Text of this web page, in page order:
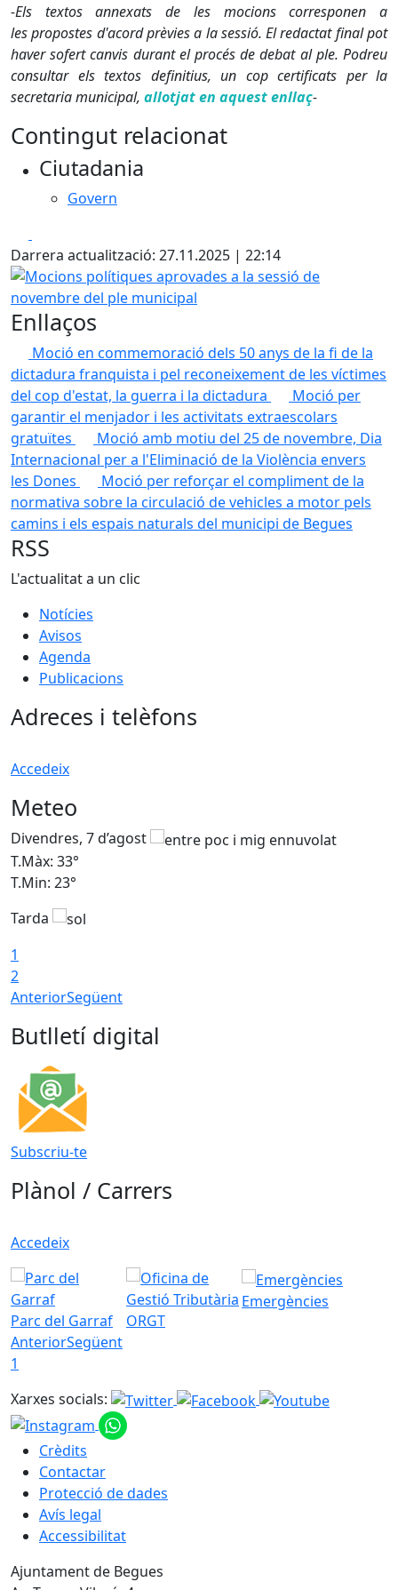
-Els textos annexats de les mocions corresponen a
les propostes d'acord prèvies a la sessió. El redactat final pot
haver sofert canvis durant el procés de debat al ple. Podreu
consultar els textos definitius, un cop certificats per la
secretaria municipal, allotjat en aquest enllaç-
Contingut relacionat
Ciutadania
Govern
Darrera actualització: 27.11.2025 | 22:14
Mocions polítiques aprovades a la sessió de novembre
Enllaços
Moció en commemoració dels 50 anys de la fi de la
dictadura franquista i pel reconeixement de les víctimes
del cop d'estat, la guerra i la dictadura
Moció per
garantir el menjador i les activitats extraescolars
gratuïtes
Moció amb motiu del 25 de novembre, Dia
Internacional per a l'Eliminació de la Violència envers
les Dones
Moció per reforçar el compliment de la
normativa sobre la circulació de vehicles a motor pels
camins i els espais naturals del municipi de Begues
RSS
L'actualitat a un clic
Notícies
Avisos
Agenda
Publicacions
Adreces i telèfons
Accedeix
Meteo
Divendres, 7 d’agost
T.Màx: 33°
T.Min: 23°
Tarda
1
2
AnteriorSegüent
Butlletí digital
Subscriu-te
Plànol / Carrers
Accedeix
Parc del Garraf ORGT
Emergències
AnteriorSegüent
1
Xarxes socials:
Crèdits
Contactar
Protecció de dades
Avís legal
Accessibilitat
Ajuntament de Begues